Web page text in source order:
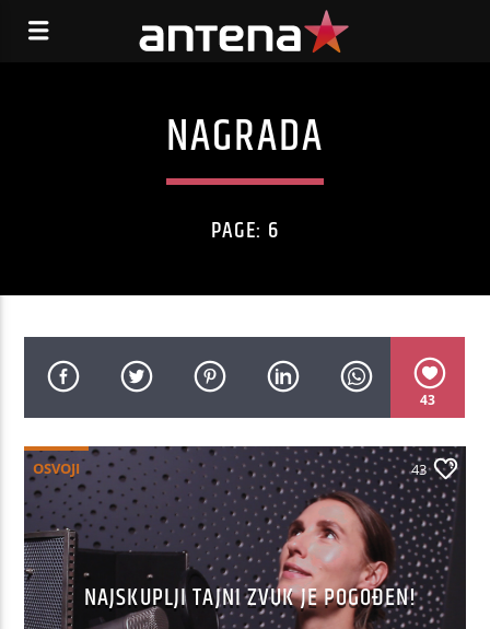
NAGRADA
PAGE: 6
43
OSVOJI 43
NAJSKUPLJI TAJNI ZVUK JE POGOĐEN!